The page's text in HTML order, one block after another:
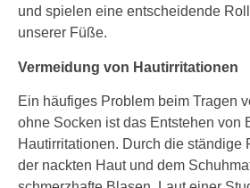
und spielen eine entscheidende
unserer Füße.
Vermeidung von Hautirritationen
Ein häufiges Problem beim Tragen
ohne Socken ist das Entstehen von
Hautirritationen. Durch die ständige
der nackten Haut und dem